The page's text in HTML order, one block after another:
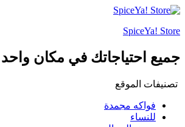
SpiceYa! Store
جميع احتياجاتك في مكان واحد
تصنيفات الموقع
فواكه مجمدة
للنساء